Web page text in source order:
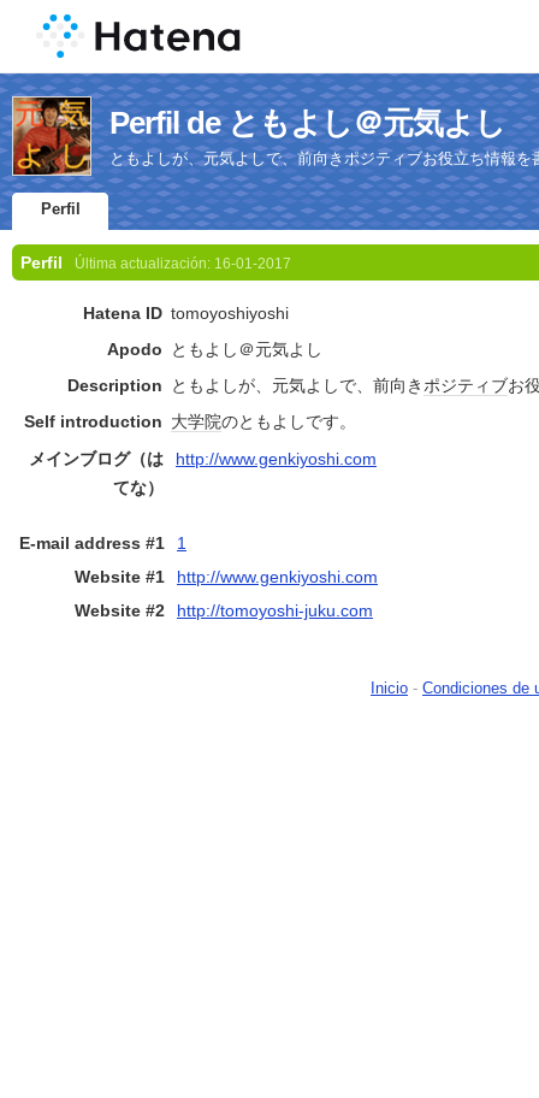
Perfil de ともよし＠元気よし
ともよしが、元気よしで、前向きポジティブお役立ち情報を
Perfil
Perfil Última actualización: 16-01-2017
Hatena ID tomoyoshiyoshi
Apodo
ともよし＠元気よし
Description
ともよしが、元気よしで、前向きポジティブお
Self introduction 大学院のともよしです。
メインブログ（は
てな）
http://www.genkiyoshi.com
E-mail address #1
1
Website #1
http://www.genkiyoshi.com
Website #2
http://tomoyoshi-juku.com
Inicio - Condiciones de